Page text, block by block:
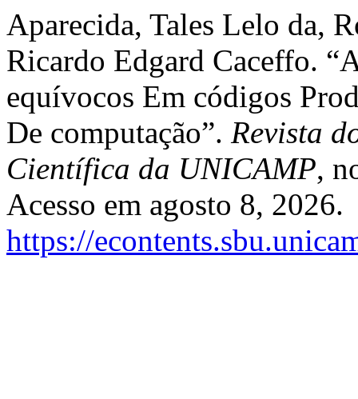
Aparecida, Tales Lelo da,
Ricardo Edgard Caceffo.
equívocos Em códigos
De computação”. Revista
Científica da UNICAMP,
Acesso em agosto 8, 2026.
https://